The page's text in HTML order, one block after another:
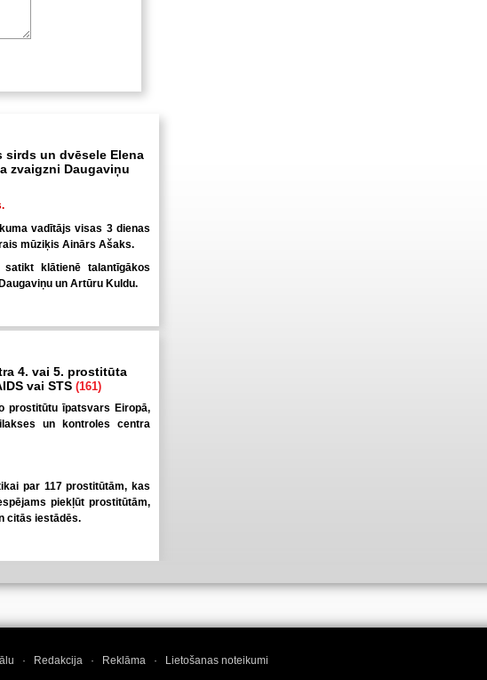
sirds un dvēsele Elena
zvaigzni Daugaviņu
vadītājs visas 3 dienas
mūziķis Ainārs Ašaks.
klātienē talantīgākos
un Artūru Kuldu.
4. vai 5. prostitūta
vai STS (161)
prostitūtu īpatsvars Eiropā,
un kontroles centra
par 117 prostitūtām, kas
piekļūt prostitūtām,
citās iestādēs.
· Redakcija · Reklāma · Lietošanas noteikumi